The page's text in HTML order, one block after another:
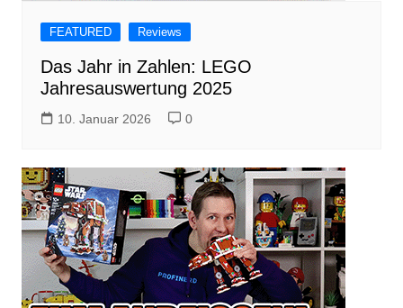
FEATURED Reviews
Das Jahr in Zahlen: LEGO
Jahresauswertung 2025
10. Januar 2026 0